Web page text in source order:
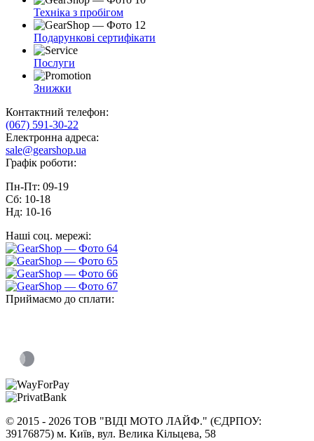
Техніка з пробігом
Подарункові сертифікати
Послуги
Знижки
Контактний телефон:
(067) 591-30-22
Електронна адреса:
sale@gearshop.ua
Графік роботи:
Пн-Пт: 09-19
Сб: 10-18
Нд: 10-16
Наші соц. мережі:
Приймаємо до сплати:
© 2015 - 2026 ТОВ "ВІДІ МОТО ЛАЙФ." (ЄДРПОУ:
39176875) м. Київ, вул. Велика Кільцева, 58